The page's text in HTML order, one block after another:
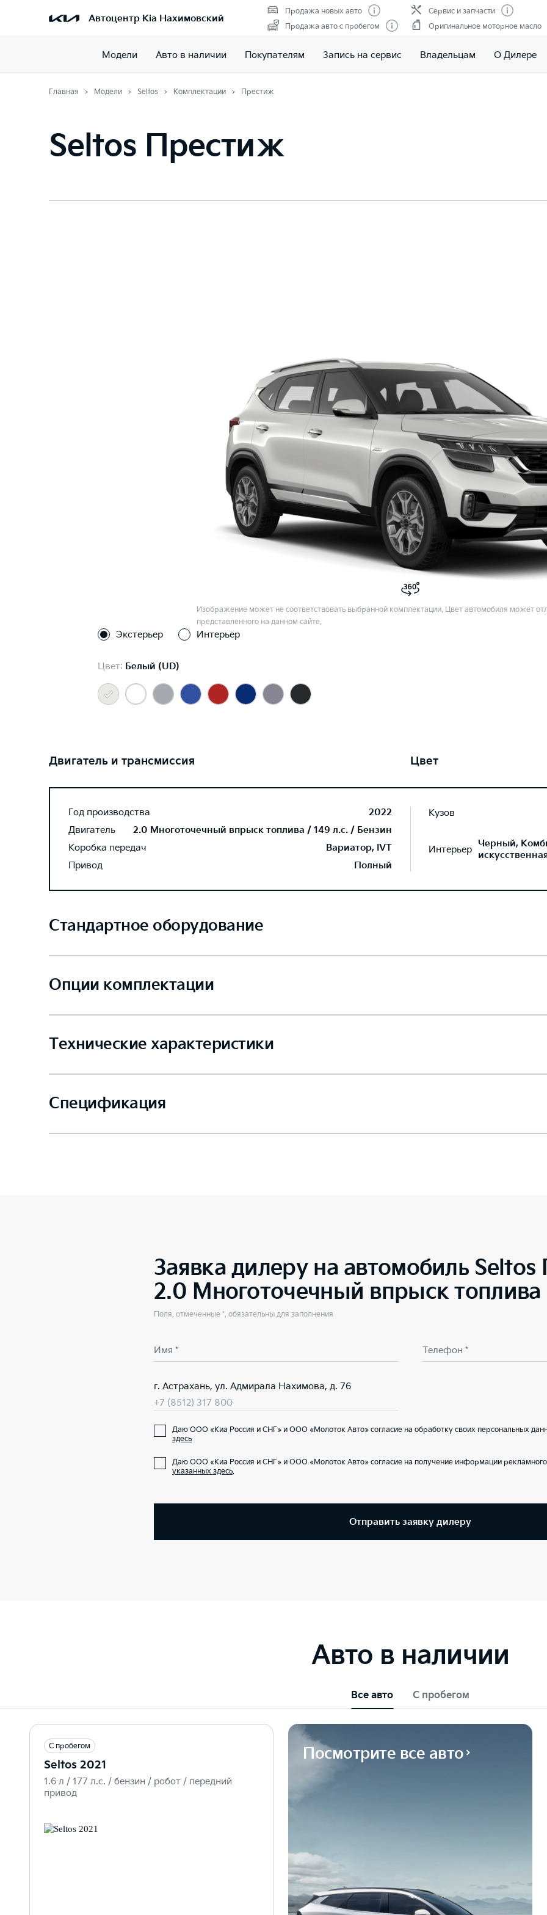
Автоцентр Kia Нахимовский
Продажа новых авто
Продажа авто с пробегом
Сервис и запчасти
Оригинальное моторное масло
Модели Авто в наличии Покупателям Запись на сервис Владельцам О Дилере
Главная Модели Seltos Комплектации Престиж
Seltos Престиж
Изображение может не соответствовать выбранной комплектации. Цвет автомобиля может
представленного на данном сайте.
Экстерьер Интерьер
Цвет: Белый (UD)
Двигатель и трансмиссия
Год производства
2022
Двигатель
2.0 Многоточечный впрыск топлива / 149 л.с. / Бензин
Коробка передач
Вариатор, IVT
Привод
Полный
Цвет
Кузов
Интерьер Черный,
Стандартное оборудование
Опции комплектации
Технические характеристики
Спецификация
Заявка дилеру на автомобиль
2.0 Многоточечный впрыск топлива
Поля, отмеченные *, обязательны для заполнения
Имя * Телефон *
г. Астрахань, ул. Адмирала Нахимова, д. 76
+7 (8512) 317 800
Даю ООО «Киа Россия и СНГ» и ООО «Молоток Авто» согласие на обработку своих персональных
здесь
Даю ООО «Киа Россия и СНГ» и ООО «Молоток Авто» согласие на получение информации рекламного
указанных здесь.
Отправить заявку дилеру
Авто в наличии
Все авто С пробегом
С пробегом
Seltos 2021
1.6 л / 177 л.c. / бензин / робот / передний
привод
Посмотрите все авто